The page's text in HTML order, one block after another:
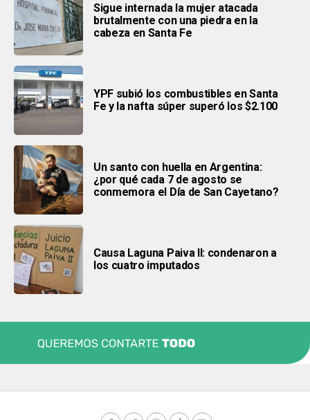
Sigue internada la mujer atacada
brutalmente con una piedra en la
cabeza en Santa Fe
YPF subió los combustibles en Santa
Fe y la nafta súper superó los $2.100
Un santo con huella en Argentina:
¿por qué cada 7 de agosto se
conmemora el Día de San Cayetano?
Causa Laguna Paiva II: condenaron a
los cuatro imputados